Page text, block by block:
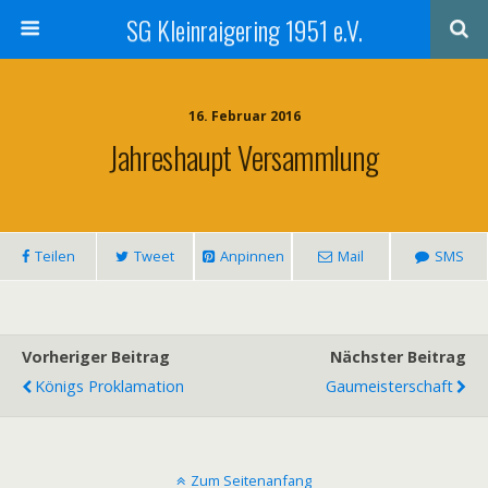
SG Kleinraigering 1951 e.V.
16. Februar 2016
Jahreshaupt Versammlung
Teilen Tweet Anpinnen Mail SMS
Vorheriger Beitrag
Königs Proklamation
Nächster Beitrag
Gaumeisterschaft
Zum Seitenanfang